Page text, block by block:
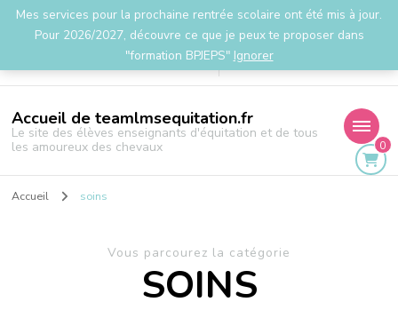
Mes services pour la prochaine rentrée scolaire ont été mis à jour.
Pour 2026/2027, découvre ce que je peux te proposer dans
"formation BPJEPS" Ignorer
la.team.lms@gmail.com
Accueil de teamlmsequitation.fr
Le site des élèves enseignants d'équitation et de tous
les amoureux des chevaux
0
Accueil soins
Vous parcourez la catégorie
SOINS